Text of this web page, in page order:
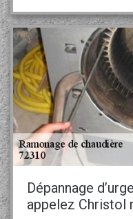
Dépannage
appelez Christol